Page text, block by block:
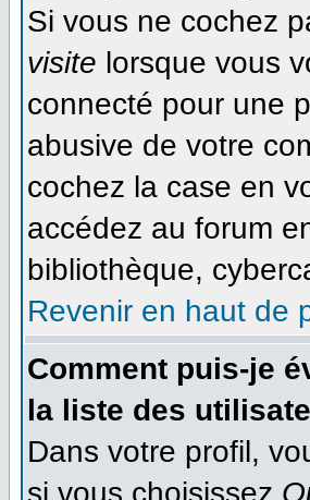
Si vous ne cochez
visite lorsque vous
connecté pour une
abusive de votre
cochez la case en
accédez au forum
bibliothèque,
Revenir en haut de
Comment puis-je
la liste des
Dans votre profil,
si vous choisissez